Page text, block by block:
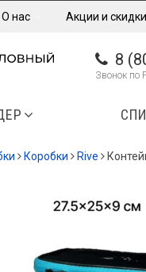
О нас Акции и скидки
8
Звонок по
Коробки Rive